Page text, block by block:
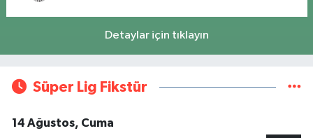
Detaylar için tıklayın
Süper Lig Fikstür
14 Ağustos, Cuma